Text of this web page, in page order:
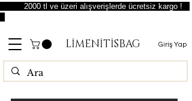
LİMENİTİSBAG Giriş Yap
2000 tl ve üzeri alışverişlerde ücretsiz kargo !